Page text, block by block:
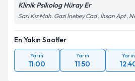
Klinik Psikolog Hüray Er
Sarı Kız Mah. Gazi İnebey Cad . İhsan Apt .
En Yakın Saatler
Yarın
11:00
Yarın
11:50
Yarın